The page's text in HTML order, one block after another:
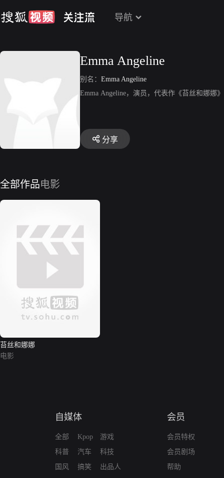
导航
Emma Angeline
别名： Emma Angeline
Emma Angeline，演员，代表作《苔丝和娜娜
分享
全部作品电影
苔丝和娜娜
电影
自媒体
全部
科普
国风
Kpop
汽车
搞笑
游戏
科技
出品人
会员
会员特权
会员剧场
帮助